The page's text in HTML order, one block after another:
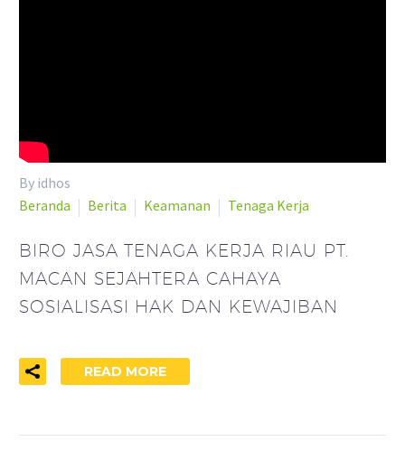
By idhos
Beranda
Berita Keamanan Tenaga Kerja
BIRO JASA TENAGA KERJA RIAU PT.
MACAN SEJAHTERA CAHAYA
SOSIALISASI HAK DAN KEWAJIBAN
READ MORE